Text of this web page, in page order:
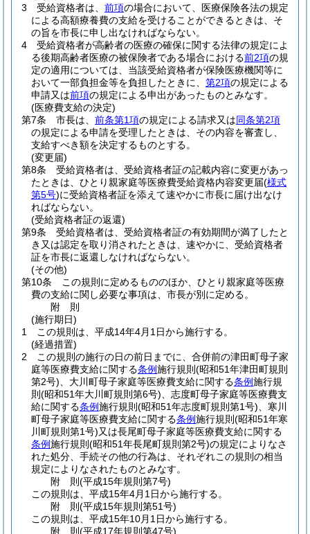
3
受給資格者は、 前項の場合において、医療保険各法の規定
による高額療養費の支給を受けることができるときは、そ
の旨を市長に申し出なければならない。
4
受給資格者が高齢者の医療の確保に関する法律の規定によ
る後期高齢者医療の被保険者である場合における前2項の規
定の適用については、当該受給資格者が保険医療機関等に
おいて一部負担金等を負担したときに、 第2項の規定による
申請又は前項の規定による申出があったものとみなす。
(医療費支給の決定)
第7条
市長は、 前条第1項の規定による請求又は同条第2項
の規定による申請を受理したときは、その内容を審査し、
支給すべき額を決定するものとする。
(変更届)
第8条
受給資格者は、受給資格者証の記載内容に変更があっ
たときは、ひとり親家庭等医療費受給資格内容変更届(様式
第5号)に受給資格者証を添えて速やかに市長に届け出なけ
ればならない。
(受給資格者証の返還)
第9条
受給資格者は、受給資格者証の有効期間が満了したと
き又は認定を取り消されたときは、速やかに、受給資格者
証を市長に返還しなければならない。
(その他)
第10条
この規則に定めるもののほか、ひとり親家庭等医療
費の支給に関し必要な事項は、市長が別に定める。
附 則
(施行期日)
1
この規則は、平成14年4月1日から施行する。
(経過措置)
2
この規則の施行の日の前日までに、合併前の津田町母子家
庭等医療費支給に関する条例施行規則 (昭和51年津田町規則
第2号) 、大川町母子家庭等医療費支給に関する条例施行規
則 (昭和51年大川町規則第6号) 、志度町母子家庭等医療費支
給に関する条例施行規則 (昭和51年志度町規則第1号) 、寒川
町母子家庭等医療費支給に関する条例施行規則 (昭和51年寒
川町規則第1号)又は長尾町母子家庭等医療費支給に関する
条例施行規則 (昭和51年長尾町規則第2号)の規定によりなさ
れた処分、手続その他の行為は、それぞれこの規則の相当
規定によりなされたものとみなす。
附 則(平成15年規則第7号)
この規則は、平成15年4月1日から施行する。
附 則(平成15年規則第51号)
この規則は、平成15年10月1日から施行する。
附 則(平成17年規則第47号)